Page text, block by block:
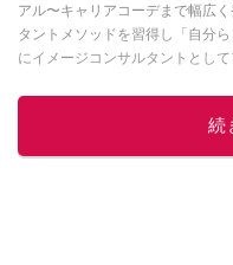
アル〜キャリアコーデまで幅広
タントメソッドを習得し「自分
にイメージコンサルタントとし
積み上げ続けている外資系企業
続